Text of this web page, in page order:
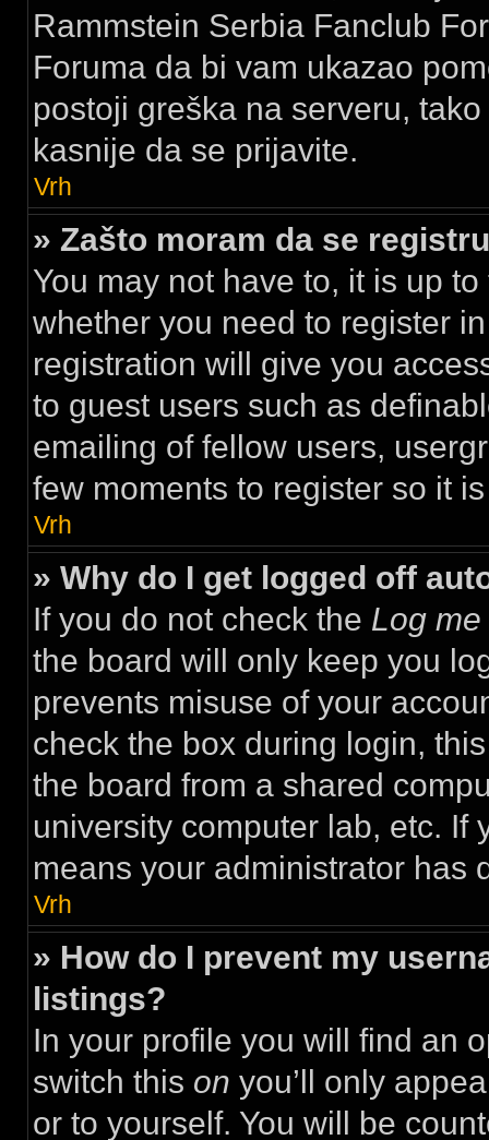
Rammstein Serbia Fanclub
Foruma da bi vam ukazao
postoji greška na serveru,
kasnije da se prijavite.
Vrh
» Zašto moram da se
You may not have to, it is up
whether you need to register
registration will give you
to guest users such as
emailing of fellow users,
few moments to register so it
Vrh
» Why do I get logged off
If you do not check the Log
the board will only keep you
prevents misuse of your
check the box during login,
the board from a shared
university computer lab, etc. If
means your administrator has
Vrh
» How do I prevent my
listings?
In your profile you will find an
switch this on you’ll only
or to yourself. You will be